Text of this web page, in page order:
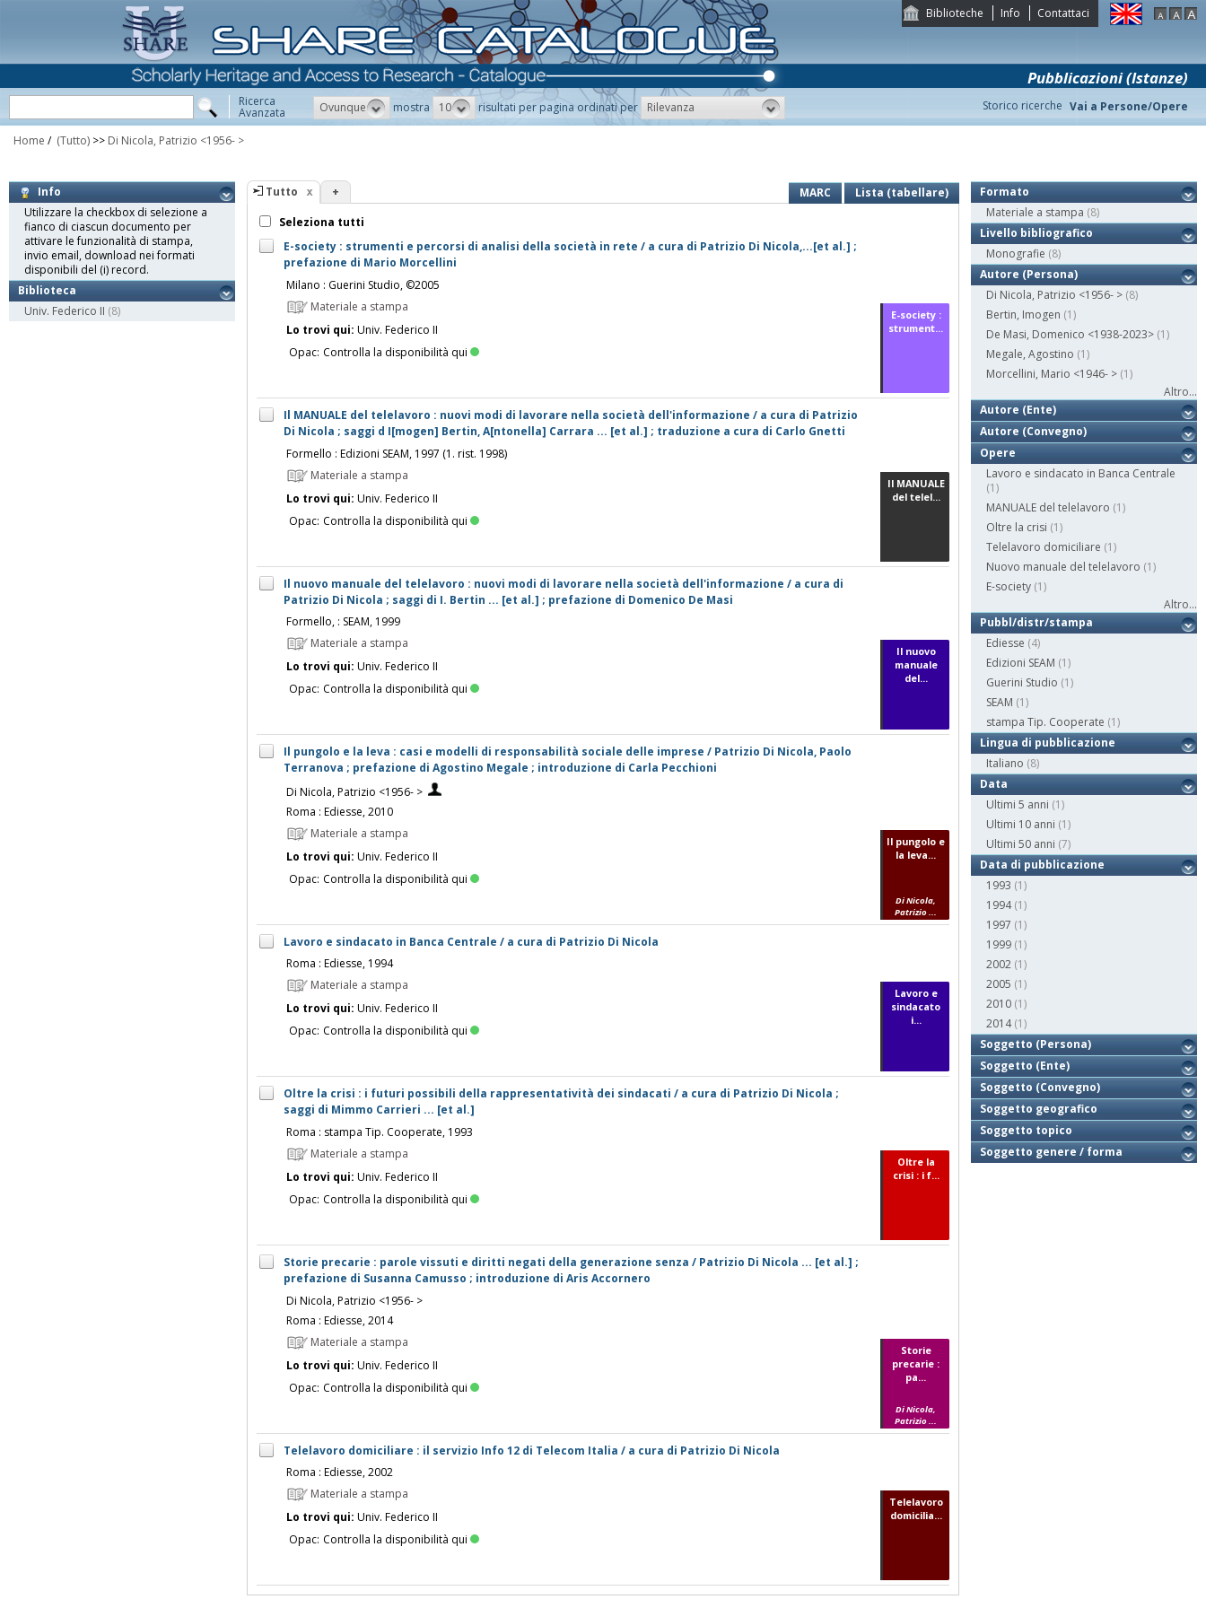
Biblioteche Info Contattaci
Storico ricerche
Pubblicazioni (Istanze)
Ricerca
Avanzata Ovunque mostra 10 risultati per pagina ordinati per Rilevanza Vai a Persone/Opere
Home / (Tutto) >> Di Nicola, Patrizio <1956- >
Info
Utilizzare la checkbox di selezione a
fianco di ciascun documento per
attivare le funzionalità di stampa,
invio email, download nei formati
disponibili del (i) record.
Biblioteca
Univ. Federico II (8)
Tutto + MARC
Lista (tabellare)
Seleziona tutti
E-society : strumenti e percorsi di analisi della società in rete / a cura di Patrizio Di Nicola,...[et al.] ;
prefazione di Mario Morcellini
Milano : Guerini Studio, ©2005
Materiale a stampa
Lo trovi qui: Univ. Federico II
Opac: Controlla la disponibilità qui
E-society :
strument...
Il MANUALE del telelavoro : nuovi modi di lavorare nella società dell'informazione / a cura di Patrizio
Di Nicola ; saggi d I[mogen] Bertin, A[ntonella] Carrara ... [et al.] ; traduzione a cura di Carlo Gnetti
Formello : Edizioni SEAM, 1997 (1. rist. 1998)
Materiale a stampa
Lo trovi qui: Univ. Federico II
Opac: Controlla la disponibilità qui
Il MANUALE
del telel...
Il nuovo manuale del telelavoro : nuovi modi di lavorare nella società dell'informazione / a cura di
Patrizio Di Nicola ; saggi di I. Bertin ... [et al.] ; prefazione di Domenico De Masi
Formello, : SEAM, 1999
Materiale a stampa
Lo trovi qui: Univ. Federico II
Opac: Controlla la disponibilità qui
Il nuovo
manuale
del...
Il pungolo e la leva : casi e modelli di responsabilità sociale delle imprese / Patrizio Di Nicola, Paolo
Terranova ; prefazione di Agostino Megale ; introduzione di Carla Pecchioni
Di Nicola, Patrizio <1956- >
Roma : Ediesse, 2010
Materiale a stampa
Lo trovi qui: Univ. Federico II
Opac: Controlla la disponibilità qui
Il pungolo e
la leva...
Di Nicola,
Patrizio ...
Lavoro e sindacato in Banca Centrale / a cura di Patrizio Di Nicola
Roma : Ediesse, 1994
Materiale a stampa
Lo trovi qui: Univ. Federico II
Opac: Controlla la disponibilità qui
Lavoro e
sindacato
i...
Oltre la crisi : i futuri possibili della rappresentatività dei sindacati / a cura di Patrizio Di Nicola ;
saggi di Mimmo Carrieri ... [et al.]
Roma : stampa Tip. Cooperate, 1993
Materiale a stampa
Lo trovi qui: Univ. Federico II
Opac: Controlla la disponibilità qui
Oltre la
crisi : i f...
Storie precarie : parole vissuti e diritti negati della generazione senza / Patrizio Di Nicola ... [et al.] ;
prefazione di Susanna Camusso ; introduzione di Aris Accornero
Di Nicola, Patrizio <1956- >
Roma : Ediesse, 2014
Materiale a stampa
Lo trovi qui: Univ. Federico II
Opac: Controlla la disponibilità qui
Storie
precarie :
pa...
Di Nicola,
Patrizio ...
Telelavoro domiciliare : il servizio Info 12 di Telecom Italia / a cura di Patrizio Di Nicola
Roma : Ediesse, 2002
Materiale a stampa
Lo trovi qui: Univ. Federico II
Opac: Controlla la disponibilità qui
Telelavoro
domicilia...
Formato
Materiale a stampa (8)
Livello bibliografico
Monografie (8)
Autore (Persona)
Di Nicola, Patrizio <1956- > (8)
Bertin, Imogen (1)
De Masi, Domenico <1938-2023> (1)
Megale, Agostino (1)
Morcellini, Mario <1946- > (1)
Altro...
Autore (Ente)
Autore (Convegno)
Opere
Lavoro e sindacato in Banca Centrale
(1)
MANUALE del telelavoro (1)
Oltre la crisi (1)
Telelavoro domiciliare (1)
Nuovo manuale del telelavoro (1)
E-society (1)
Altro...
Pubbl/distr/stampa
Ediesse (4)
Edizioni SEAM (1)
Guerini Studio (1)
SEAM (1)
stampa Tip. Cooperate (1)
Lingua di pubblicazione
Italiano (8)
Data
Ultimi 5 anni (1)
Ultimi 10 anni (1)
Ultimi 50 anni (7)
Data di pubblicazione
1993 (1)
1994 (1)
1997 (1)
1999 (1)
2002 (1)
2005 (1)
2010 (1)
2014 (1)
Soggetto (Persona)
Soggetto (Ente)
Soggetto (Convegno)
Soggetto geografico
Soggetto topico
Soggetto genere / forma